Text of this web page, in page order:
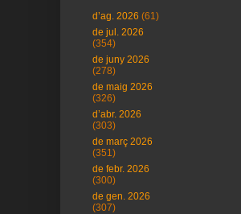
d’ag. 2026 (61)
de jul. 2026
(354)
de juny 2026
(278)
de maig 2026
(326)
d’abr. 2026
(303)
de març 2026
(351)
de febr. 2026
(300)
de gen. 2026
(307)